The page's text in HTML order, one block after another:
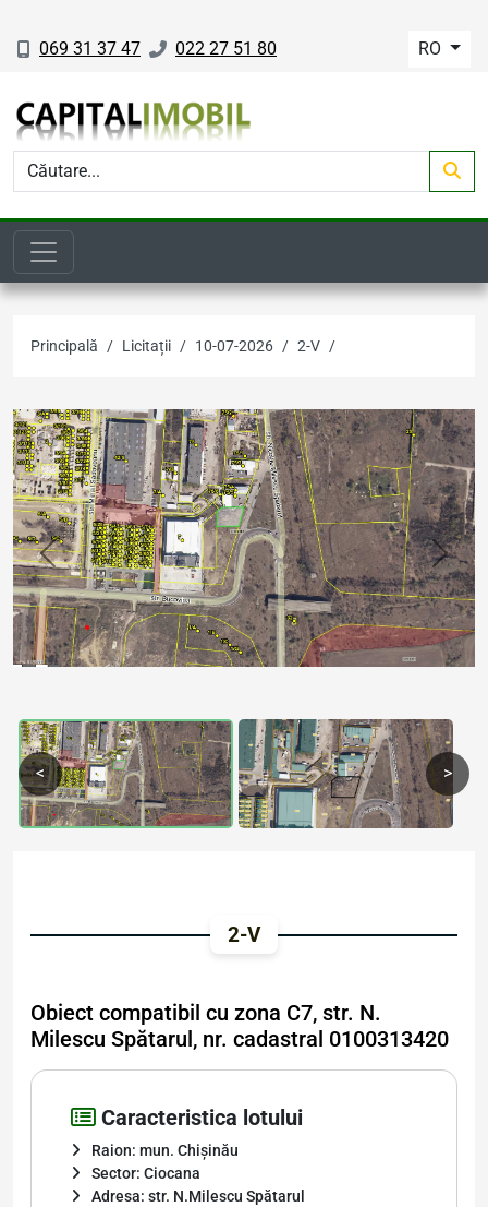
069 31 37 47 022 27 51 80 RO
Principală Licitații 10-07-2026 2-V
Previous Next
< >
2-V
Obiect compatibil cu zona С7, str. N.
Milescu Spătarul, nr. cadastral 0100313420
Caracteristica lotului
Raion: mun. Chișinău
Sector: Ciocana
Adresa: str. N.Milescu Spătarul